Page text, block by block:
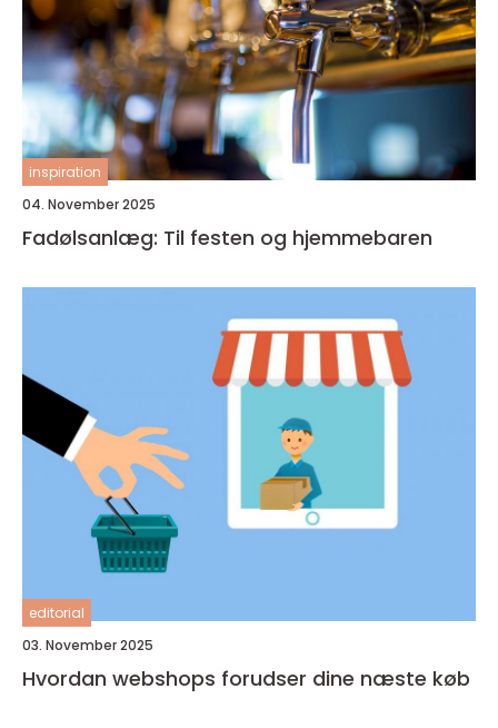
inspiration
04. November 2025
Fadølsanlæg: Til festen og hjemmebaren
editorial
03. November 2025
Hvordan webshops forudser dine næste køb